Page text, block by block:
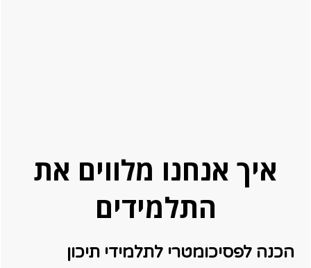
איך אנחנו מלווים את
התלמידים
הכנה לפסיכומטרי לתלמידי תיכון